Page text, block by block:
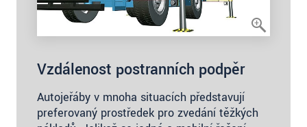
Vzdálenost postranních podpěr
Autojeřáby v mnoha situacích představují
preferovaný prostředek pro zvedání těžkých